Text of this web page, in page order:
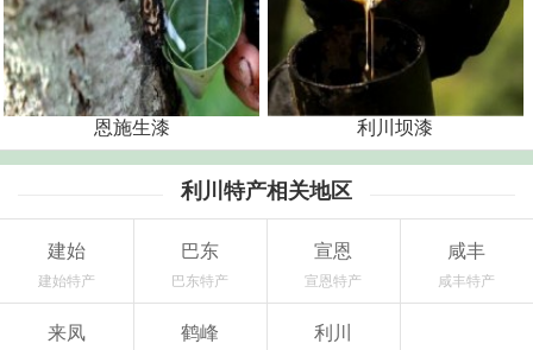
恩施生漆 利川坝漆
利川特产相关地区
建始
建始特产
巴东
巴东特产
宣恩
宣恩特产
咸丰
咸丰特产
来凤 鹤峰 利川